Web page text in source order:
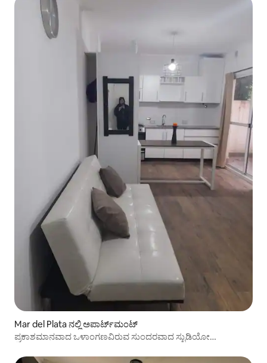
Mar del Plata ನಲ್ಲಿ ಅಪಾರ್ಟ್‌ಮಂಟ್
ಪ್ರಕಾಶಮಾನವಾದ ಒಳಾಂಗಣವಿರುವ ಸುಂದರವಾದ ಸ್ಟುಡಿಯೋ